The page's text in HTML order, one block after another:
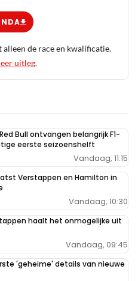
alleen de race en kwalificatie.
uitleg.
Bull ontvangen belangrijk F1-
eerste seizoenshelft
Vandaag, 11:15
Verstappen en Hamilton in
Vandaag, 10:30
haalt het onmogelijke uit
Vandaag, 09:45
'geheime' details van nieuwe